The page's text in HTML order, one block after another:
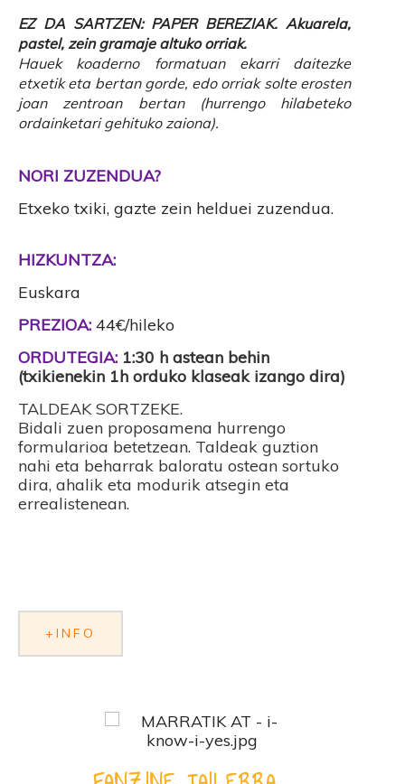
EZ DA SARTZEN: PAPER BEREZIAK. Akuarela,
pastel, zein gramaje altuko orriak.
Hauek koaderno formatuan ekarri daitezke
etxetik eta bertan gorde, edo orriak solte erosten
joan zentroan bertan (hurrengo hilabeteko
ordainketari gehituko zaiona).
NORI ZUZENDUA?
Etxeko txiki, gazte zein helduei zuzendua.
HIZKUNTZA:
Euskara
PREZIOA: 44€/hileko
ORDUTEGIA: 1:30 h astean behin
(txikienekin 1h orduko klaseak izango dira)
TALDEAK SORTZEKE.
Bidali zuen proposamena hurrengo
formularioa betetzean. Taldeak guztion
nahi eta beharrak baloratu ostean sortuko
dira, ahalik eta modurik atsegin eta
errealistenean.
+INFO